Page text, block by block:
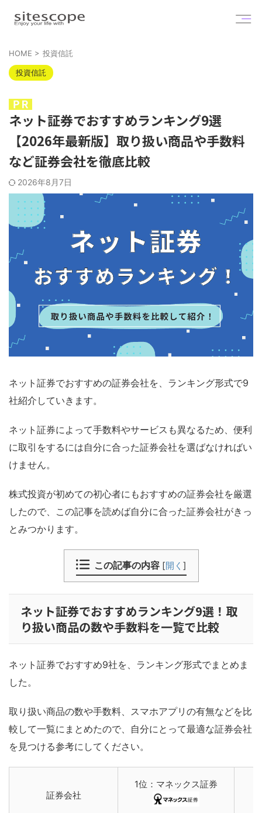
HOME > 投資信託
投資信託
ネット証券でおすすめランキング9選
【2026年最新版】取り扱い商品や手数料
など証券会社を徹底比較
2026年8月7日
ネット証券でおすすめの証券会社を、ランキング形式で9
社紹介していきます。
ネット証券によって手数料やサービスも異なるため、便利
に取引をするには自分に合った証券会社を選ばなければい
けません。
株式投資が初めての初心者にもおすすめの証券会社を厳選
したので、この記事を読めば自分に合った証券会社がきっ
とみつかります。
この記事の内容 [開く ]
ネット証券でおすすめランキング9選！取
り扱い商品の数や手数料を一覧で比較
ネット証券でおすすめ9社を、ランキング形式でまとめま
した。
取り扱い商品の数や手数料、スマホアプリの有無などを比
較して一覧にまとめたので、自分にとって最適な証券会社
を見つける参考にしてください。
証券会社
1位：マネックス証券